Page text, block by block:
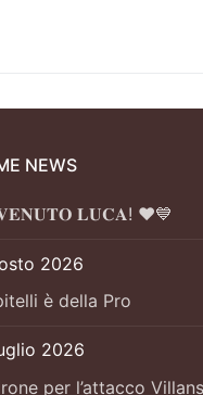
NEWS
𝐋𝐔𝐂𝐀! ❤️💙
2026
è della Pro
2026
per l’attacco Villans